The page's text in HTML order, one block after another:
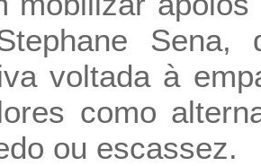
Sena,
voltada à
como
ou escassez.